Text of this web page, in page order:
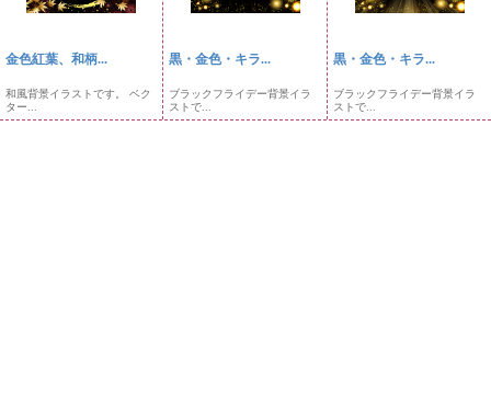
金色紅葉、和柄...
和風背景イラストです。 ベク
ター...
黒・金色・キラ...
ブラックフライデー背景イラ
ストで...
黒・金色・キラ...
ブラックフライデー背景イラ
ストで...